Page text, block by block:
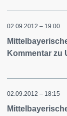
02.09.2012 – 19:00
Kommentar zu
02.09.2012 – 18:15